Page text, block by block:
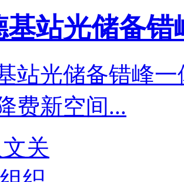
基站光储备
站光储备错峰
费新空间...